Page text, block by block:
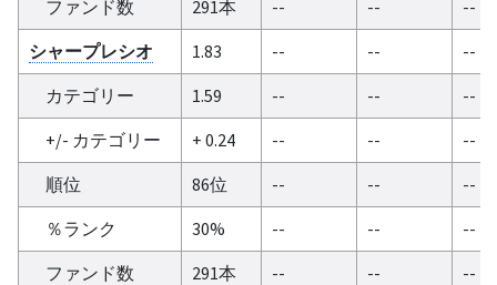
ファンド数 291本 -- --
--
シャープレシオ
1.83 -- --
--
カテゴリー
1.59 -- --
--
+/- カテゴリー
+ 0.24 -- --
--
順位
86位 -- --
--
％ランク
30% -- --
--
ファンド数
291本 -- -- --